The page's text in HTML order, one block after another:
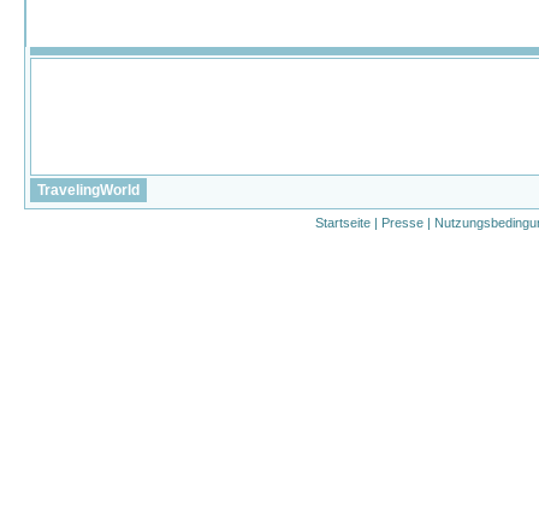
TravelingWorld
Startseite | Presse |